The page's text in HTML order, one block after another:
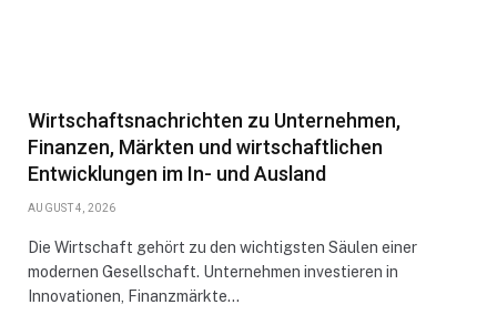
Wirtschaftsnachrichten zu Unternehmen,
Finanzen, Märkten und wirtschaftlichen
Entwicklungen im In- und Ausland
AUGUST 4, 2026
Die Wirtschaft gehört zu den wichtigsten Säulen einer
modernen Gesellschaft. Unternehmen investieren in
Innovationen, Finanzmärkte…